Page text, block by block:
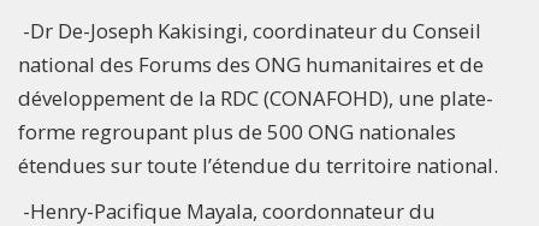
-Dr De-Joseph Kakisingi, coordinateur du Conseil
national des Forums des ONG humanitaires et de
développement de la RDC (CONAFOHD), une plate-
forme regroupant plus de 500 ONG nationales
étendues sur toute l’étendue du territoire national.
-Henry-Pacifique Mayala, coordonnateur du